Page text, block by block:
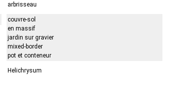
arbrisseau
couvre-sol
en massif
jardin sur gravier
mixed-border
pot et conteneur
Helichrysum